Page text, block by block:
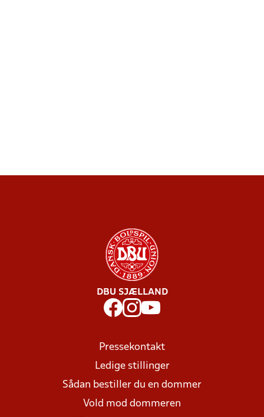
DBU SJÆLLAND
Pressekontakt
Ledige stillinger
Sådan bestiller du en dommer
Vold mod dommeren